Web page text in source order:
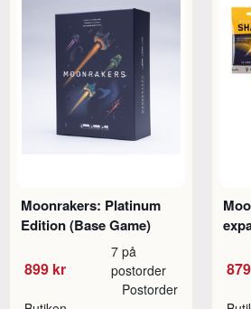
Moonrakers: Platinum
Edition (Base Game)
899 kr
7 på
postorder
Postorder